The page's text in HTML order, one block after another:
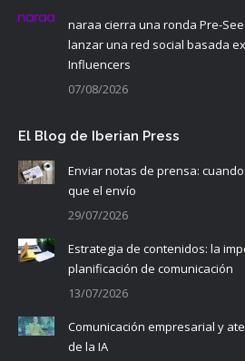
naraa cierra una ronda Pre-
lanzar una red social basada
Influencers
07/08/2026
El Blog de Iberian Press
Enviar notas de prensa:
que el envío
29/07/2026
Estrategia de contenidos: la
planificación de comunicación
13/07/2026
Comunicación empresarial y
de la IA